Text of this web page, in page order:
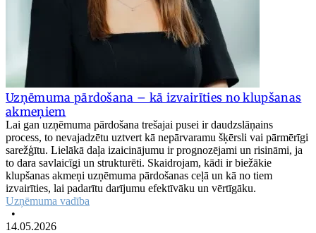
Uzņēmuma pārdošana – kā izvairīties no klupšanas
akmeņiem
Lai gan uzņēmuma pārdošana trešajai pusei ir daudzslāņains
process, to nevajadzētu uztvert kā nepārvaramu šķērsli vai pārmērīgi
sarežģītu. Lielākā daļa izaicinājumu ir prognozējami un risināmi, ja
to dara savlaicīgi un strukturēti. Skaidrojam, kādi ir biežākie
klupšanas akmeņi uzņēmuma pārdošanas ceļā un kā no tiem
izvairīties, lai padarītu darījumu efektīvāku un vērtīgāku.
Uzņēmuma vadība
•
14.05.2026